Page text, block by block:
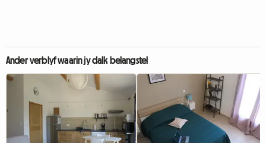
Ander verblyf waarin jy dalk belangstel